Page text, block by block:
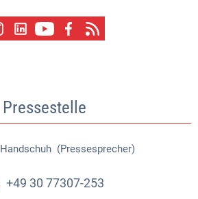
Pressestelle
Handschuh (Pressesprecher)
Alexander Handschuh
+49 30 77307-253